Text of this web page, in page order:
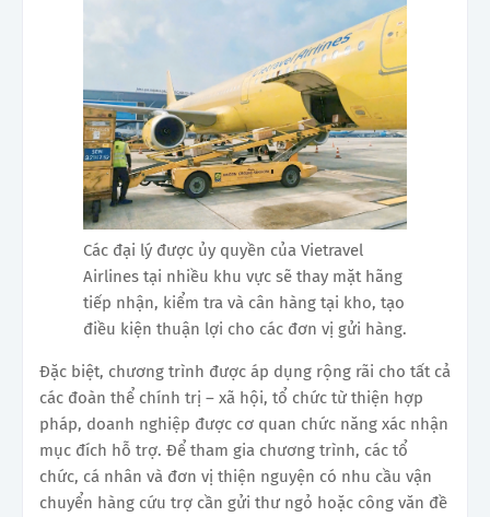
Các đại lý được ủy quyền của Vietravel
Airlines tại nhiều khu vực sẽ thay mặt hãng
tiếp nhận, kiểm tra và cân hàng tại kho, tạo
điều kiện thuận lợi cho các đơn vị gửi hàng.
Đặc biệt, chương trình được áp dụng rộng rãi cho tất cả
các đoàn thể chính trị – xã hội, tổ chức từ thiện hợp
pháp, doanh nghiệp được cơ quan chức năng xác nhận
mục đích hỗ trợ. Để tham gia chương trình, các tổ
chức, cá nhân và đơn vị thiện nguyện có nhu cầu vận
chuyển hàng cứu trợ cần gửi thư ngỏ hoặc công văn đề